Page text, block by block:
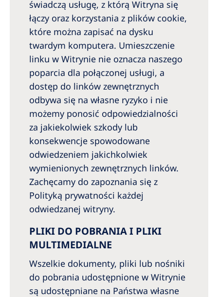
świadczą usługę, z którą Witryna się
łączy oraz korzystania z plików cookie,
które można zapisać na dysku
twardym komputera. Umieszczenie
linku w Witrynie nie oznacza naszego
poparcia dla połączonej usługi, a
dostęp do linków zewnętrznych
odbywa się na własne ryzyko i nie
możemy ponosić odpowiedzialności
za jakiekolwiek szkody lub
konsekwencje spowodowane
odwiedzeniem jakichkolwiek
wymienionych zewnętrznych linków.
Zachęcamy do zapoznania się z
Polityką prywatności każdej
odwiedzanej witryny.
PLIKI DO POBRANIA I PLIKI
MULTIMEDIALNE
Wszelkie dokumenty, pliki lub nośniki
do pobrania udostępnione w Witrynie
są udostępniane na Państwa własne